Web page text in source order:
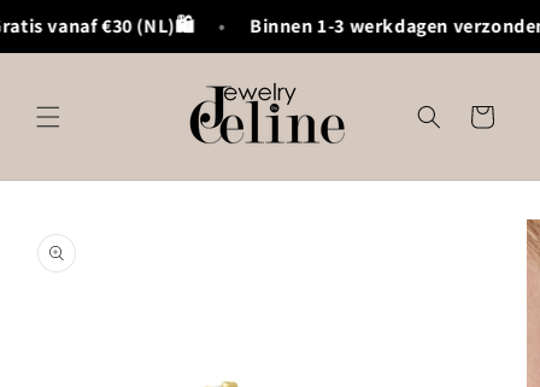
naar de
content
vanaf €30 (NL)🛍️ Binnen 1-3 werkdagen
Winkelwagen
direct naar